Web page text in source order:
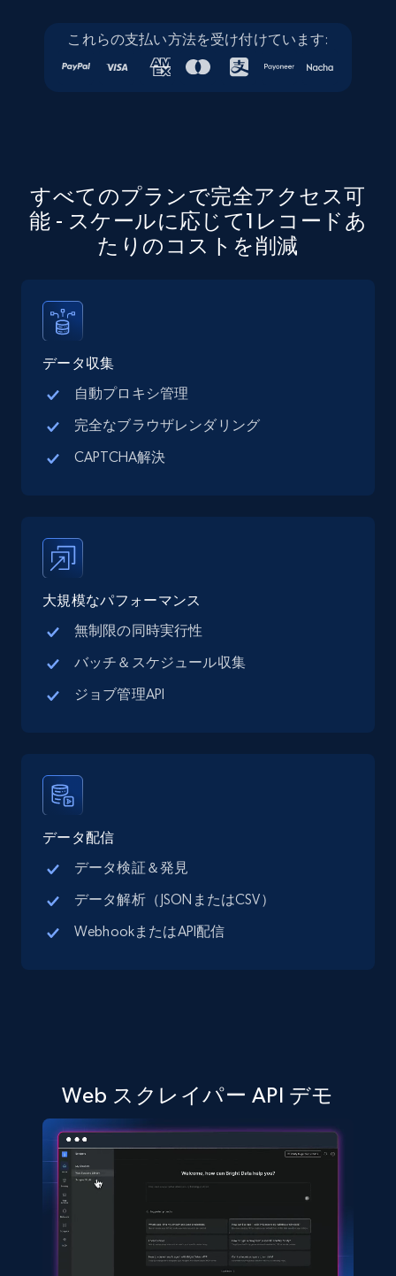
これらの支払い方法を受け付けています:
すべてのプランで完全アクセス可
能 - スケールに応じて1レコードあ
たりのコストを削減
データ収集
自動プロキシ管理
完全なブラウザレンダリング
CAPTCHA解決
大規模なパフォーマンス
無制限の同時実行性
バッチ＆スケジュール収集
ジョブ管理API
データ配信
データ検証＆発見
データ解析（JSONまたはCSV）
WebhookまたはAPI配信
Web スクレイパー API デモ